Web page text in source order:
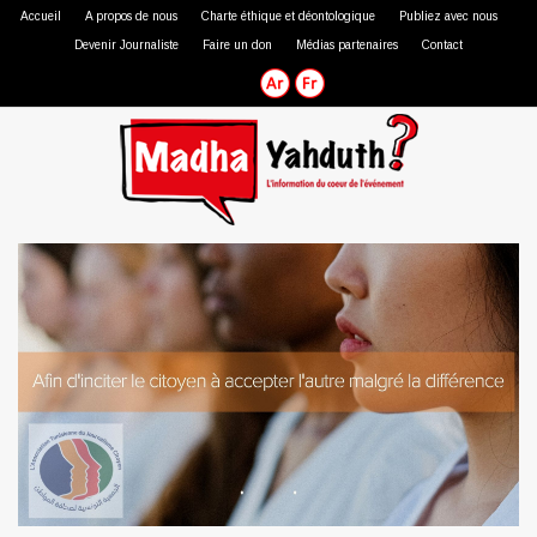
Accueil A propos de nous Charte éthique et déontologique Publiez avec nous
Devenir Journaliste Faire un don Médias partenaires Contact